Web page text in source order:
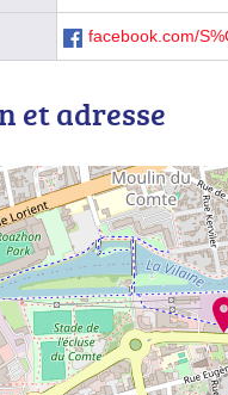
facebook.com/
et adresse